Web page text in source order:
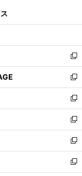
開
ン
ウ
で
開
く
ウ
ン
ド
ウ
で
開
く
新
し
い
ウ
ィ
ン
ド
ウ
で
開
く
新
し
い
ウ
ィ
ン
ド
ウ
で
開
新
し
い
ウ
ィ
ン
ド
ウ
新
し
い
ウ
ィ
ン
新
し
い
ウ
新
し